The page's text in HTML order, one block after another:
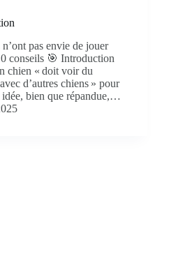
pas envie de jouer
conseils 🎯 Introduction
chien « doit voir du
d’autres chiens » pour
idée, bien que répandue,…